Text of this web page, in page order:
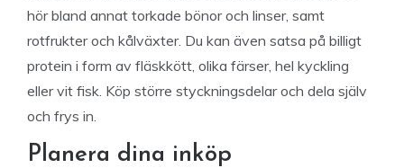
hör bland annat torkade bönor och linser, samt
rotfrukter och kålväxter. Du kan även satsa på billigt
protein i form av fläskkött, olika färser, hel kyckling
eller vit fisk. Köp större styckningsdelar och dela själv
och frys in.
Planera dina inköp